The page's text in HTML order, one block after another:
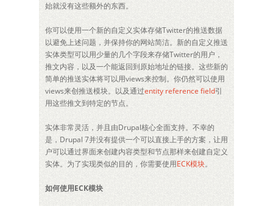
始就没有这些额外的东西。
你可以使用一个新的自定义实体存储Twitter的推送数据
以避免上述问题，并保持你的网站简洁。新的自定义推送
实体类型可以用少量的几个字段来存储Twitter的用户，
推文内容，以及一个能返回到原始地址的链接。这些新的
简单的推送实体将可以用views来控制。你仍然可以使用
views来创推送模块。以及通过entity reference field引
用这些推文到特定的节点。
实体非常灵活，并且由Drupal核心全面支持。不幸的
是，Drupal 7并没有提供一个可以直接上手的方案，让用
户可以通过界面来创建内容类型和节点那样来创建自定义
实体。为了实现类似的目的，你需要使用ECK模块。
如何使用ECK模块